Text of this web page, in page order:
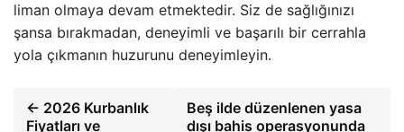
liman olmaya devam etmektedir. Siz de sağlığınızı
şansa bırakmadan, deneyimli ve başarılı bir cerrahla
yola çıkmanın huzurunu deneyimleyin.
← 2026 Kurbanlık
Fiyatları ve
Beş ilde düzenlenen yasa
dışı bahis operasyonunda